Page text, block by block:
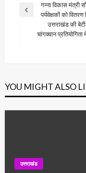
Post
navigation
Previous
गन्ना विकास मंत्री
पर्यवेक्षकों को
Next
उत्तराखंड की बेटी
चांगक्वान
YOU MIGHT ALSO
उत्तराखंड